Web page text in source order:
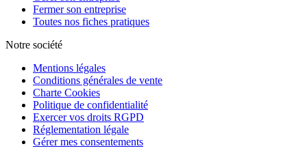
Fermer son entreprise
Toutes nos fiches pratiques
Notre société
Mentions légales
Conditions générales de vente
Charte Cookies
Politique de confidentialité
Exercer vos droits RGPD
Réglementation légale
Gérer mes consentements